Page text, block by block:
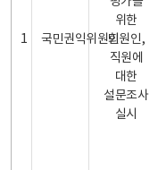
1 국민권익위원회
위한
민원인,
직원에
대한
설문조사
실시